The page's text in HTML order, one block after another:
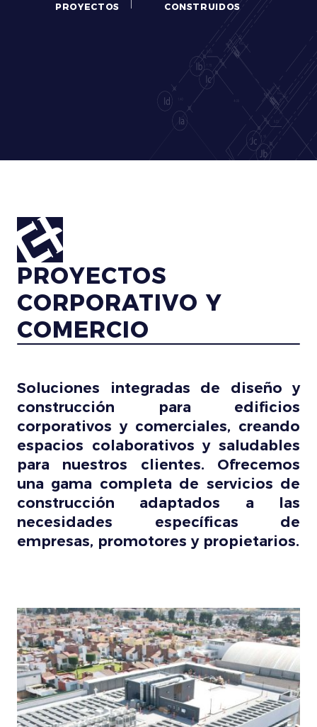
PROYECTOS CONSTRUIDOS
PROYECTOS
CORPORATIVO Y
COMERCIO
Soluciones integradas de diseño y
construcción para edificios
corporativos y comerciales, creando
espacios colaborativos y saludables
para nuestros clientes. Ofrecemos
una gama completa de servicios de
construcción adaptados a las
necesidades específicas de
empresas, promotores y propietarios.